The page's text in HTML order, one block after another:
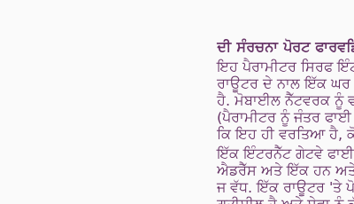
ਦੀ ਸੰਰਚਨਾ ਪੋਰਟ
ਇਹ ਪੈਰਾਮੀਟਰ ਸਿਰਫ
ਰਾਊਟਰ ਦੇ ਨਾਲ ਇੱਕ
ਹੈ. ਮੋਬਾਈਲ ਨੈੱਟਵਰਕ ਨੂੰ
(ਪੈਰਾਮੀਟਰ ਨੂੰ ਜੰਤਰ
ਕਿ ਇਹ ਹੀ ਵਰਤਿਆ ਹੈ,
ਇੱਕ ਇੰਟਰਨੈੱਟ ਗੇਟਵੇ ਫਾਈ
ਐਡਰੈੱਸ ਅਤੇ ਇੱਕ ਹਨ
ਜ ਵੱਧ. ਇੱਕ ਰਾਊਟਰ 'ਤੇ